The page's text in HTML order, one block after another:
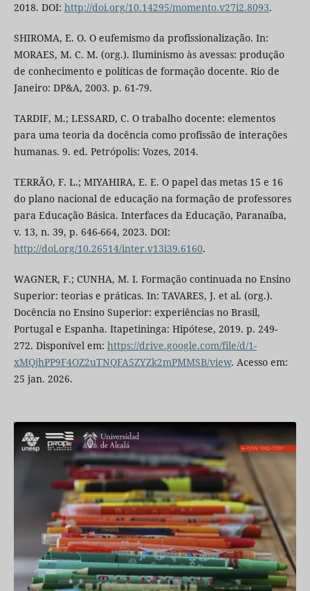
2018. DOI: http://doi.org/10.14295/momento.v27i2.8093.
SHIROMA, E. O. O eufemismo da profissionalização. In:
MORAES, M. C. M. (org.). Iluminismo às avessas: produção
de conhecimento e políticas de formação docente. Rio de
Janeiro: DP&A, 2003. p. 61-79.
TARDIF, M.; LESSARD, C. O trabalho docente: elementos
para uma teoria da docência como profissão de interações
humanas. 9. ed. Petrópolis: Vozes, 2014.
TERRÃO, F. L.; MIYAHIRA, E. E. O papel das metas 15 e 16
do plano nacional de educação na formação de professores
para Educação Básica. Interfaces da Educação, Paranaíba,
v. 13, n. 39, p. 646-664, 2023. DOI:
http://doi.org/10.26514/inter.v13i39.6160.
WAGNER, F.; CUNHA, M. I. Formação continuada no Ensino
Superior: teorias e práticas. In: TAVARES, J. et al. (org.).
Docência no Ensino Superior: experiências no Brasil,
Portugal e Espanha. Itapetininga: Hipótese, 2019. p. 249-
272. Disponível em: https://drive.google.com/file/d/1-
xMQjhPP9F4OZ2uTNQFA5ZYZk2mPMMSB/view. Acesso em:
25 jan. 2026.